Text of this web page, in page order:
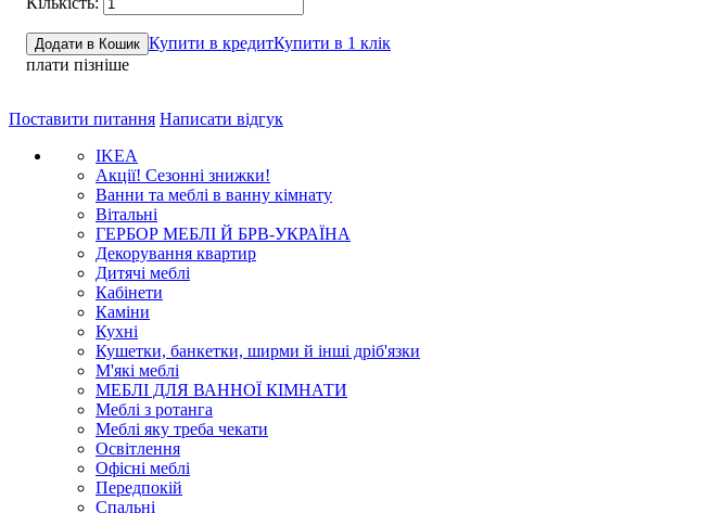
Додати в Кошик Купити в кредитКупити в 1 клік
плати пізніше
Поставити питання Написати відгук
IKEA
Акції! Сезонні знижки!
Ванни та меблі в ванну кімнату
Вітальні
ГЕРБОР МЕБЛІ Й БРВ-УКРАЇНА
Декорування квартир
Дитячі меблі
Кабінети
Каміни
Кухні
Кушетки, банкетки, ширми й інші дріб'язки
М'які меблі
МЕБЛІ ДЛЯ ВАННОЇ КІМНАТИ
Меблі з ротанга
Меблі яку треба чекати
Освітлення
Офісні меблі
Передпокій
Спальні